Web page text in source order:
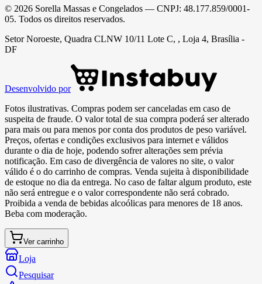
© 2026 Sorella Massas e Congelados — CNPJ: 48.177.859/0001-
05. Todos os direitos reservados.
Setor Noroeste, Quadra CLNW 10/11 Lote C, , Loja 4, Brasília -
DF
Desenvolvido por
Fotos ilustrativas. Compras podem ser canceladas em caso de
suspeita de fraude. O valor total de sua compra poderá ser alterado
para mais ou para menos por conta dos produtos de peso variável.
Preços, ofertas e condições exclusivos para internet e válidos
durante o dia de hoje, podendo sofrer alterações sem prévia
notificação. Em caso de divergência de valores no site, o valor
válido é o do carrinho de compras. Venda sujeita à disponibilidade
de estoque no dia da entrega. No caso de faltar algum produto, este
não será entregue e o valor correspondente não será cobrado.
Proibida a venda de bebidas alcoólicas para menores de 18 anos.
Beba com moderação.
Ver carrinho
Loja
Pesquisar